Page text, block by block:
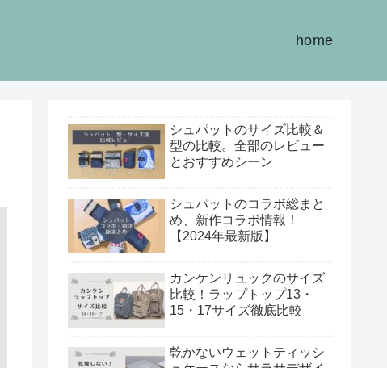
home
シュパットのサイズ比較＆
型の比較。全部のレビュー
とおすすめシーン
シュパットのコラボ総まと
め、新作コラボ情報！
【2024年最新版】
カンケンリュックのサイズ
比較！ラップトップ13・
15・17サイズ徹底比較
乾かないウェットティッシ